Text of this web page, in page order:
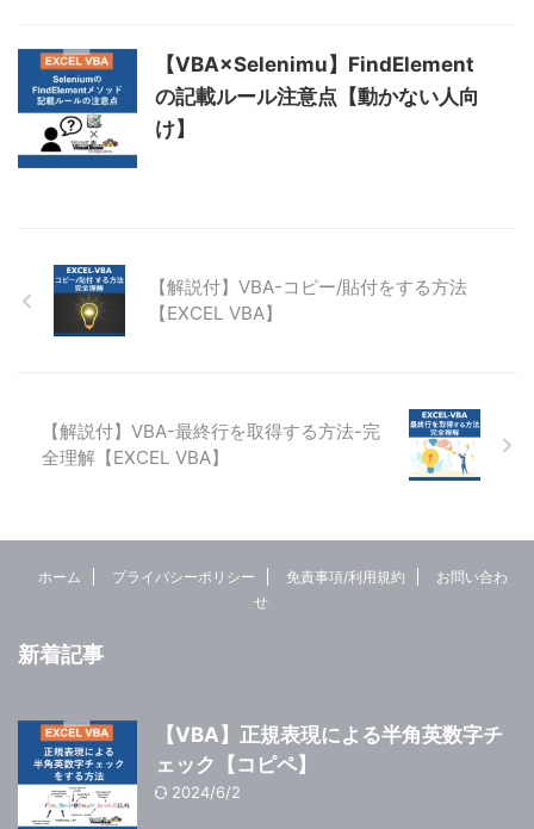
【VBA×Selenimu】FindElement
の記載ルール注意点【動かない人向
け】
【解説付】VBA-コピー/貼付をする方法
【EXCEL VBA】
【解説付】VBA-最終行を取得する方法-完
全理解【EXCEL VBA】
ホーム プライバシーポリシー 免責事項/利用規約
お問い合わ
せ
新着記事
【VBA】正規表現による半角英数字チ
ェック【コピペ】
2024/6/2